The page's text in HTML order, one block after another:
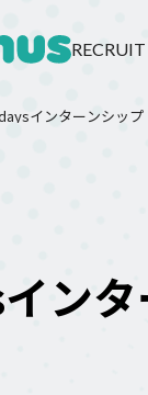
RECRUIT
インターンシップ
ンタ